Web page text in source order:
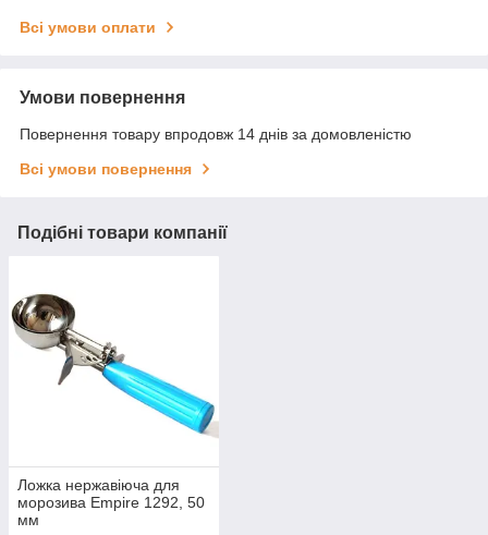
Всі умови оплати
Умови повернення
Повернення товару впродовж 14 днів за домовленістю
Всі умови повернення
Подібні товари компанії
Ложка нержавіюча для
морозива Empire 1292, 50
мм